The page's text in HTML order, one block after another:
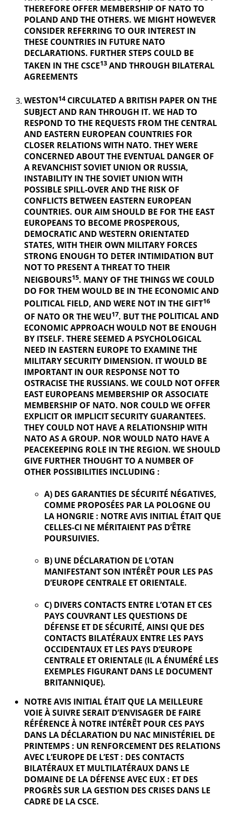
THEREFORE OFFER MEMBERSHIP OF NATO TO
POLAND AND THE OTHERS. WE MIGHT HOWEVER
CONSIDER REFERRING TO OUR INTEREST IN
THESE COUNTRIES IN FUTURE NATO
DECLARATIONS. FURTHER STEPS COULD BE
TAKEN IN THE CSCE13 AND THROUGH BILATERAL
AGREEMENTS
WESTON14CIRCULATED A BRITISH PAPER ON THE
SUBJECT AND RAN THROUGH IT. WE HAD TO
RESPOND TO THE REQUESTS FROM THE CENTRAL
AND EASTERN EUROPEAN COUNTRIES FOR
CLOSER RELATIONS WITH NATO. THEY WERE
CONCERNED ABOUT THE EVENTUAL DANGER OF
A REVANCHISTSOVIET UNION OR RUSSIA,
INSTABILITY IN THE SOVIET UNION WITH
POSSIBLE SPILL-OVER AND THE RISK OF
CONFLICTS BETWEEN EASTERN EUROPEAN
COUNTRIES. OUR AIM SHOULD BE FOR THE EAST
EUROPEANS TO BECOME PROSPEROUS,
DEMOCRATIC AND WESTERN ORIENTATED
STATES, WITH THEIR OWN MILITARY FORCES
STRONG ENOUGH TO DETER INTIMIDATION BUT
NOT TO PRESENT A THREAT TO THEIR
NEIGBOURS15. MANY OF THE THINGSWE COULD
DO FOR THEM WOULD BE IN THE ECONOMIC AND
POLITICAL FIELD, AND WERE NOT IN THE GIFT16
OF NATO OR THE WEU17. BUT THE POLITICAL AND
ECONOMIC APPROACH WOULD NOT BE ENOUGH
BY ITSELF. THERE SEEMED A PSYCHOLOGICAL
NEED IN EASTERN EUROPE TO EXAMINE THE
MILITARY SECURITY DIMENSION. IT WOULD BE
IMPORTANT IN OUR RESPONSE NOT TO
OSTRACISE THE RUSSIANS. WE COULD NOT OFFER
EAST EUROPEANS MEMBERSHIP OR ASSOCIATE
MEMBERSHIP OF NATO. NOR COULD WE OFFER
EXPLICIT OR IMPLICIT SECURITY GUARANTEES.
THEY COULD NOT HAVE A RELATIONSHIP WITH
NATO AS A GROUP. NOR WOULD NATO HAVE A
PEACEKEEPING ROLE IN THE REGION. WE SHOULD
GIVE FURTHERTHOUGHT TO A NUMBER OF
OTHER POSSIBILITIES INCLUDING :
A) DES GARANTIES DE SÉCURITÉ NÉGATIVES,
COMME PROPOSÉES PAR LA POLOGNE OU
LA HONGRIE : NOTRE AVIS INITIAL ÉTAIT QUE
CELLES-CI NE MÉRITAIENT PAS D’ÊTRE
POURSUIVIES.
B) UNE DÉCLARATION DE L’OTAN
MANIFESTANT SON INTÉRÊT POUR LES PAS
D’EUROPE CENTRALE ET ORIENTALE.
C) DIVERS CONTACTS ENTRE L’OTAN ET CES
PAYS COUVRANT LES QUESTIONS DE
DÉFENSE ET DE SÉCURITÉ, AINSI QUE DES
CONTACTS BILATÉRAUX ENTRE LES PAYS
OCCIDENTAUX ET LES PAYS D’EUROPE
CENTRALE ET ORIENTALE (IL A ÉNUMÉRÉ LES
EXEMPLES FIGURANT DANS LE DOCUMENT
BRITANNIQUE).
NOTRE AVIS INITIAL ÉTAIT QUE LA MEILLEURE
VOIE À SUIVRE SERAIT D’ENVISAGER DE FAIRE
RÉFÉRENCE À NOTRE INTÉRÊT POUR CES PAYS
DANS LA DÉCLARATION DU NAC MINISTÉRIEL DE
PRINTEMPS : UN RENFORCEMENT DES RELATIONS
AVEC L’EUROPE DE L’EST : DES CONTACTS
BILATÉRAUX ET MULTILATÉRAUX DANS LE
DOMAINE DE LA DÉFENSE AVEC EUX : ET DES
PROGRÈS SUR LA GESTION DES CRISES DANS LE
CADRE DE LA CSCE.